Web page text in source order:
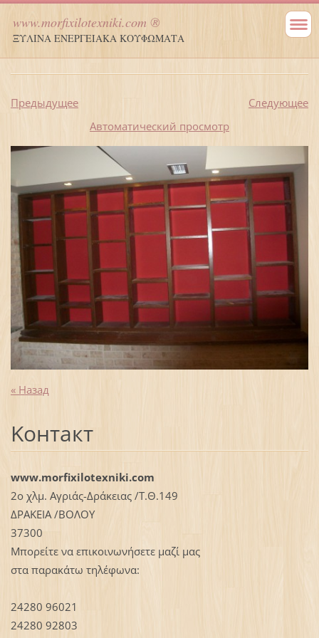
www.morfixilotexniki.com ®
ΞΥΛΙΝΑ ΕΝΕΡΓΕΙΑΚΑ ΚΟΥΦΩΜΑΤΑ
Предыдущее
Следующее
Aвтоматический просмотр
« Назад
Koнтакт
www.morfixilotexniki.com
2ο χλμ. Αγριάς-Δράκειας /Τ.Θ.149
ΔΡΑΚΕΙΑ /ΒΟΛΟΥ
37300
Μπορείτε να επικοινωνήσετε μαζί μας
στα παρακάτω τηλέφωνα:
24280 96021
24280 92803